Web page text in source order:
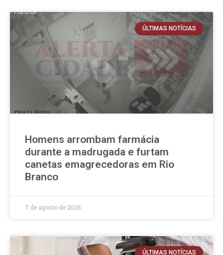
ÚLTIMAS NOTÍCIAS
Homens arrombam farmácia
durante a madrugada e furtam
canetas emagrecedoras em Rio
Branco
7 de agosto de 2026
ÚLTIMAS NOTÍCIAS